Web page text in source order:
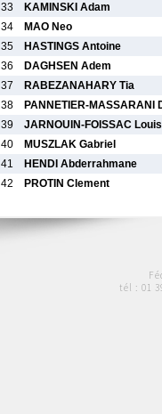
33
KAMINSKI Adam
34
MAO Neo
35
HASTINGS Antoine
36
DAGHSEN Adem
37
RABEZANAHARY Tia
38
PANNETIER-MASSARANI
39
JARNOUIN-FOISSAC Louis
40
MUSZLAK Gabriel
41
HENDI Abderrahmane
42
PROTIN Clement
tél : 01